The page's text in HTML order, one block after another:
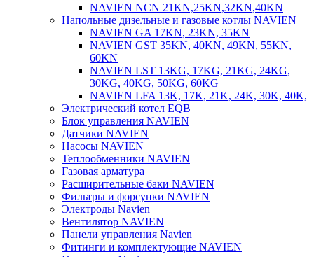
NAVIEN NCN 21KN,25KN,32KN,40KN
Напольные дизельные и газовые котлы NAVIEN
NAVIEN GA 17KN, 23KN, 35KN
NAVIEN GST 35KN, 40KN, 49KN, 55KN,
60KN
NAVIEN LST 13KG, 17KG, 21KG, 24KG,
30KG, 40KG, 50KG, 60KG
NAVIEN LFA 13K, 17K, 21K, 24K, 30K, 40K,
Электрический котел EQB
Блок управления NAVIEN
Датчики NAVIEN
Насосы NAVIEN
Теплообменники NAVIEN
Газовая арматура
Расширительные баки NAVIEN
Фильтры и форсунки NAVIEN
Электроды Navien
Вентилятор NAVIEN
Панели управления Navien
Фитинги и комплектующие NAVIEN